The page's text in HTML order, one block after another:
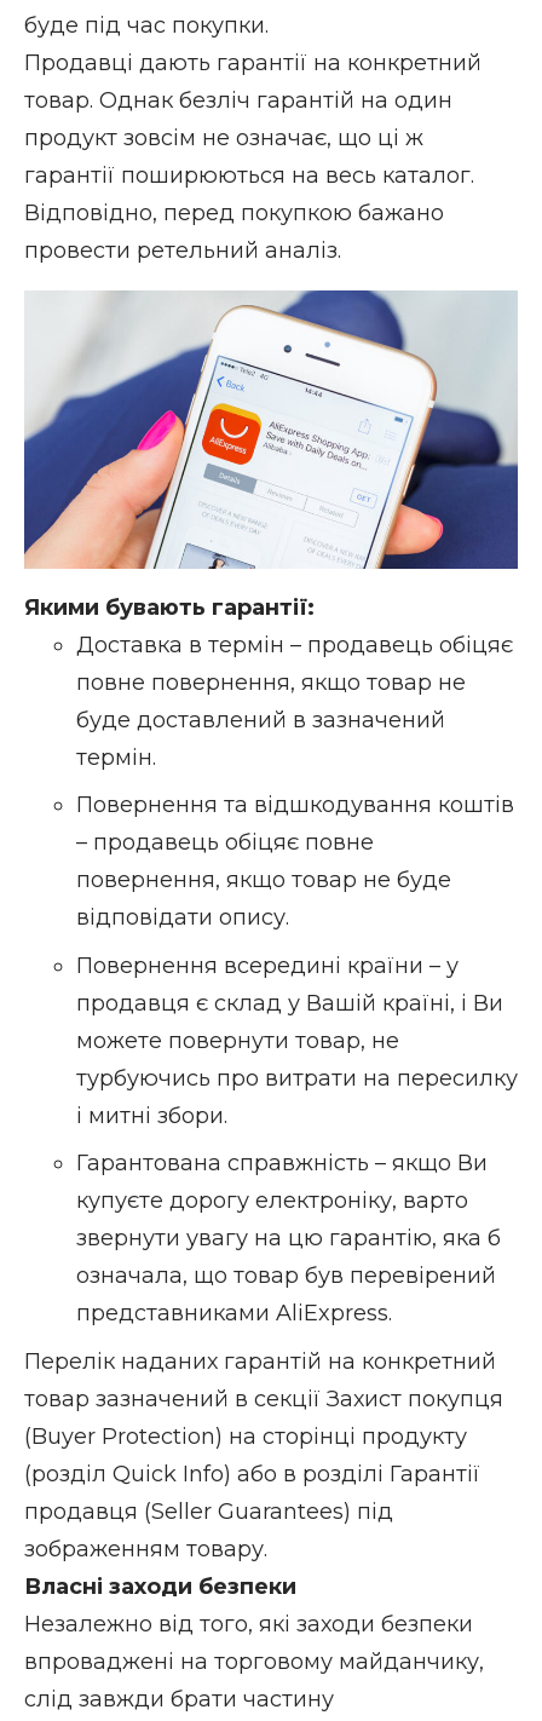
буде під час покупки.
Продавці дають гарантії на конкретний
товар. Однак безліч гарантій на один
продукт зовсім не означає, що ці ж
гарантії поширюються на весь каталог.
Відповідно, перед покупкою бажано
провести ретельний аналіз.
Якими бувають гарантії:
Доставка в термін – продавець обіцяє
повне повернення, якщо товар не
буде доставлений в зазначений
термін.
Повернення та відшкодування коштів
– продавець обіцяє повне
повернення, якщо товар не буде
відповідати опису.
Повернення всередині країни – у
продавця є склад у Вашій країні, і Ви
можете повернути товар, не
турбуючись про витрати на пересилку
і митні збори.
Гарантована справжність – якщо Ви
купуєте дорогу електроніку, варто
звернути увагу на цю гарантію, яка б
означала, що товар був перевірений
представниками AliExpress.
Перелік наданих гарантій на конкретний
товар зазначений в секції Захист покупця
(Buyer Protection) на сторінці продукту
(розділ Quick Info) або в розділі Гарантії
продавця (Seller Guarantees) під
зображенням товару.
Власні заходи безпеки
Незалежно від того, які заходи безпеки
впроваджені на торговому майданчику,
слід завжди брати частину